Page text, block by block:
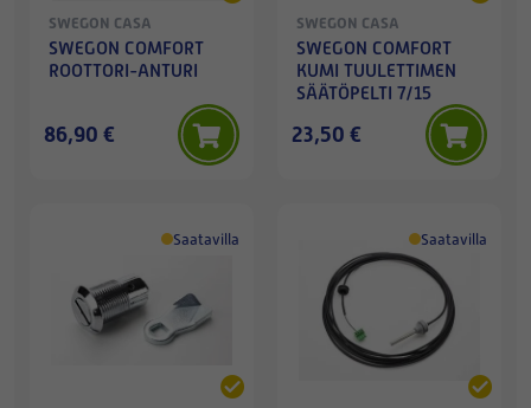
SWEGON CASA
SWEGON COMFORT
ROOTTORI-ANTURI
86,90 €
SWEGON CASA
SWEGON COMFORT
KUMI TUULETTIMEN
SÄÄTÖPELTI 7/15
23,50 €
Saatavilla Saatavilla